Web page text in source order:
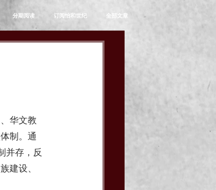
分期阅读 订阅怡和世纪 全部文章
华文教
制。通
并存，反
建设、